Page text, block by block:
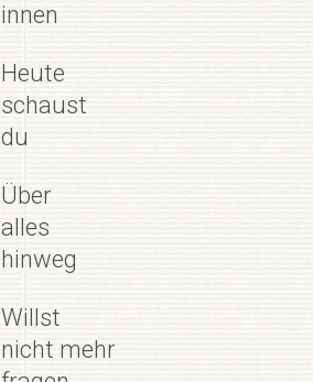
innen
Heute
schaust
du
Über
alles
hinweg
Willst
nicht mehr